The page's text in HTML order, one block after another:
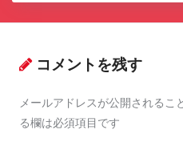
コメントを残す
メールアドレスが公開されるこ
る欄は必須項目です